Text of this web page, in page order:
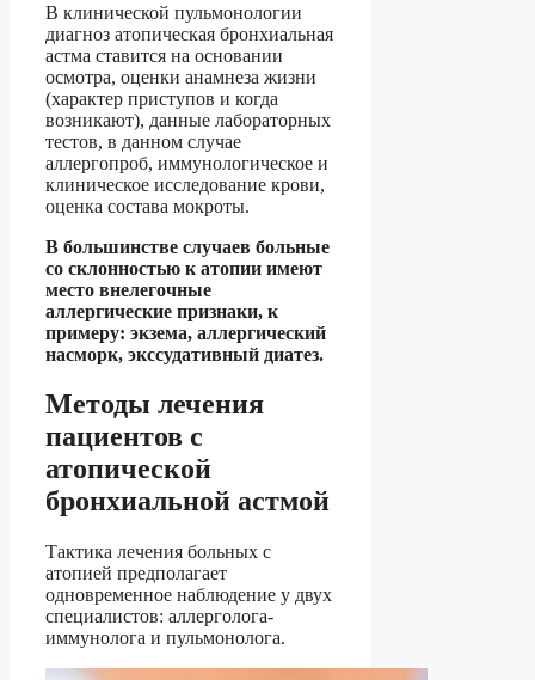
В клинической пульмонологии
диагноз атопическая бронхиальная
астма ставится на основании
осмотра, оценки анамнеза жизни
(характер приступов и когда
возникают), данные лабораторных
тестов, в данном случае
аллергопроб, иммунологическое и
клиническое исследование крови,
оценка состава мокроты.
В большинстве случаев больные
со склонностью к атопии имеют
место внелегочные
аллергические признаки, к
примеру: экзема, аллергический
насморк, экссудативный диатез.
Методы лечения
пациентов с
атопической
бронхиальной астмой
Тактика лечения больных с
атопией предполагает
одновременное наблюдение у двух
специалистов: аллерголога-
иммунолога и пульмонолога.